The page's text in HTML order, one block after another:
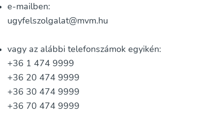
e-mailben:
ugyfelszolgalat@mvm.hu
vagy az alábbi telefonszámok egyikén:
+36 1 474 9999
+36 20 474 9999
+36 30 474 9999
+36 70 474 9999